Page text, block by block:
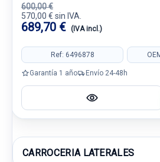
600,00 €
570,00 € sin IVA.
689,70 € (IVA incl.)
Ref: 6496878
Garantía 1 año Envío 24-48h
CARROCERIA LATERALES